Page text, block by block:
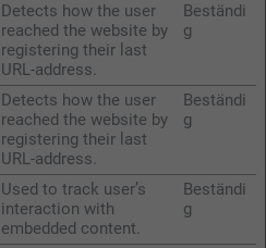
Detects how the user
reached the website by
registering their last
URL-address.
Beständi
g
Detects how the user
reached the website by
registering their last
URL-address.
Beständi
g
Used to track user’s
interaction with
embedded content.
Beständi
g